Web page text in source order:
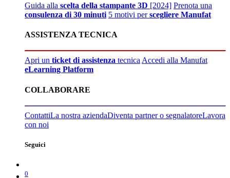
Guida alla scelta della stampante 3D [2024] Prenota una
consulenza di 30 minuti 5 motivi perscegliere Manufat
ASSISTENZA TECNICA
Apri un ticket di assistenza tecnicaAccedi alla Manufat
eLearning Platform
COLLABORARE
ContattiLa nostra aziendaDiventa partner o segnalatoreLavora
con noi
Seguici
0